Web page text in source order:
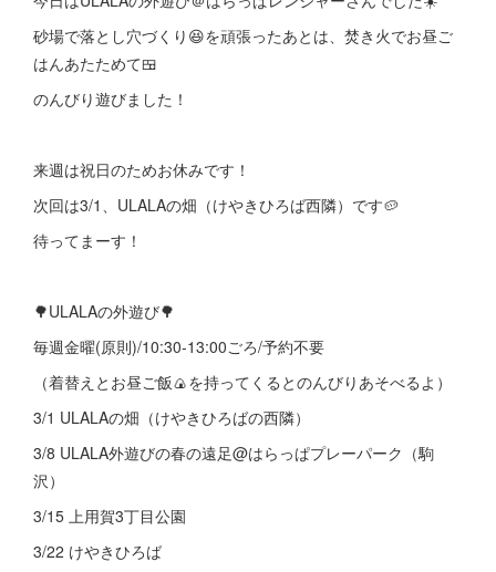
砂場で落とし穴づくり😆を頑張ったあとは、焚き火でお昼ご
はんあたためて🍱
のんびり遊びました！
来週は祝日のためお休みです！
次回は3/1、ULALAの畑（けやきひろば西隣）です🥔
待ってまーす！
🌳ULALAの外遊び🌳
毎週金曜(原則)/10:30-13:00ごろ/予約不要
（着替えとお昼ご飯🍙を持ってくるとのんびりあそべるよ）
3/1 ULALAの畑（けやきひろばの西隣）
3/8 ULALA外遊びの春の遠足@はらっぱプレーパーク（駒
沢）
3/15 上用賀3丁目公園
3/22 けやきひろば